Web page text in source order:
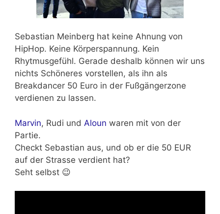
Sebastian Meinberg hat keine Ahnung von
HipHop. Keine Körperspannung. Kein
Rhytmusgefühl. Gerade deshalb können wir uns
nichts Schöneres vorstellen, als ihn als
Breakdancer 50 Euro in der Fußgängerzone
verdienen zu lassen.
Marvin, Rudi und Aloun waren mit von der
Partie.
Checkt Sebastian aus, und ob er die 50 EUR
auf der Strasse verdient hat?
Seht selbst 😉